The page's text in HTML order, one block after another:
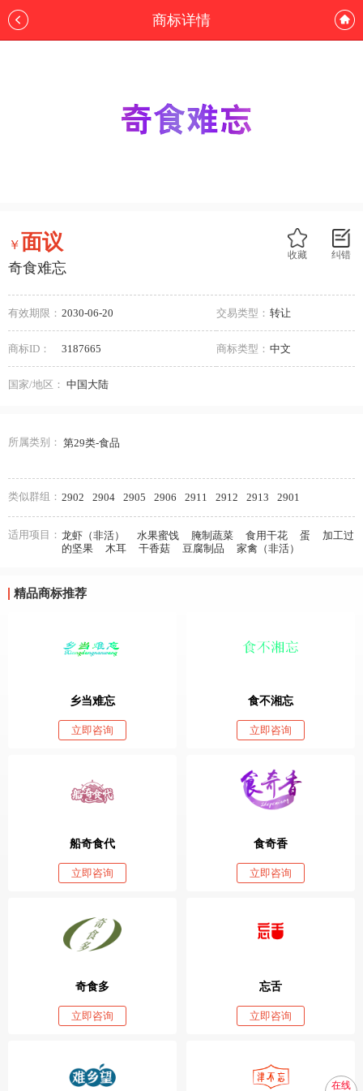
商标详情
纠错
收藏
￥面议
奇食难忘
有效期限： 2030-06-20 交易类型： 转让
商标ID： 3187665 商标类型： 中文
国家/地区： 中国大陆
所属类别： 第29类-食品
类似群组： 2902 2904 2905 2906 2911 2912 2913 2901
适用项目： 龙虾（非活） 水果蜜饯 腌制蔬菜 食用干花 蛋
加工过
的坚果
木耳 干香菇 豆腐制品 家禽（非活）
精品商标推荐
乡当难忘
立即咨询
食不湘忘
立即咨询
船奇食代
立即咨询
食奇香
立即咨询
奇食多
立即咨询
忘舌
立即咨询
在线